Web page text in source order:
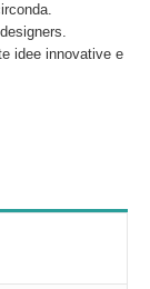
idee innovative e